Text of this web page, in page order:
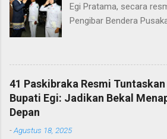
Egi Pratama, secara
Pengibar Bendera
Pelepasan dilakukan
bendera di Lapangan
Minggu malam (17/8/
anggota Paskibraka
mengibarkan Sang Saka
Indonesia di Kabupaten
41 Paskibraka Resmi
Bupati Egi: Jadikan Bekal
Depan
-Agustus 18, 2025